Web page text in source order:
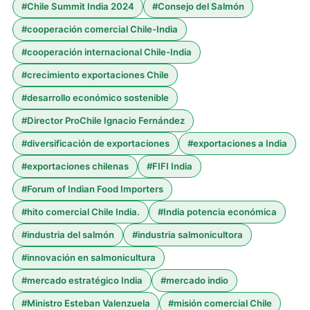
#Chile Summit India 2024 #Consejo del Salmón
#cooperación comercial Chile-India
#cooperación internacional Chile-India
#crecimiento exportaciones Chile
#desarrollo económico sostenible
#Director ProChile Ignacio Fernández
#diversificación de exportaciones #exportaciones a India
#exportaciones chilenas #FIFI India
#Forum of Indian Food Importers
#hito comercial Chile India. #India potencia económica
#industria del salmón #industria salmonicultora
#innovación en salmonicultura
#mercado estratégico India #mercado indio
#Ministro Esteban Valenzuela #misión comercial Chile